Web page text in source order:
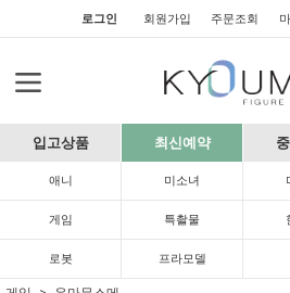
로그인 회원가입 주문조회
입고상품 최신예약
애니 미소녀
게임 특촬물
로봇 프라모델